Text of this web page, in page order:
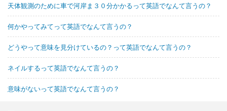
天体観測のために車で河岸ま３０分かかるって英語でなんて言うの？
何かやってみてって英語でなんて言うの？
どうやって意味を見分けているの？って英語でなんて言うの？
ネイルするって英語でなんて言うの？
意味がないって英語でなんて言うの？